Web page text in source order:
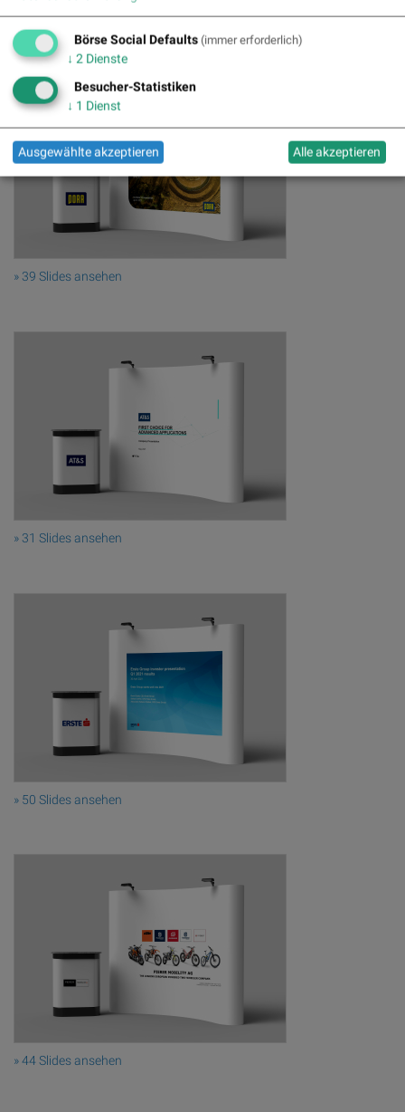
» 12 Slides ansehen
» 39 Slides ansehen
» 31 Slides ansehen
» 50 Slides ansehen
» 44 Slides ansehen
Börse Social Defaults (immer erforderlich)
↓ 2 Dienste
Besucher-Statistiken
↓ 1 Dienst
Ausgewählte akzeptieren Alle akzeptieren